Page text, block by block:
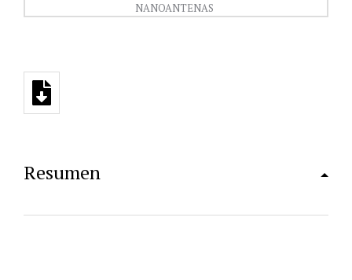
NANOANTENAS
Resumen